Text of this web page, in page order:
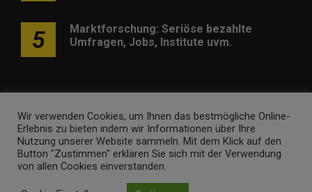
5
Marktforschung: Seriöse bezahlte
Umfragen, Jobs, Institute uvm.
Werben Kontakt Impressum Newsletter
marketing-trendinformationen.de • Marken- und
Wir verwenden Cookies, um Ihnen das bestmögliche Online-
Erlebnis zu bieten indem wir Informationen über Ihre
Nutzung unserer Website sammeln. Mit dem Klick auf den
Button "Zustimmen" erklären Sie sich mit der Verwendung
von allen Cookies einverstanden.